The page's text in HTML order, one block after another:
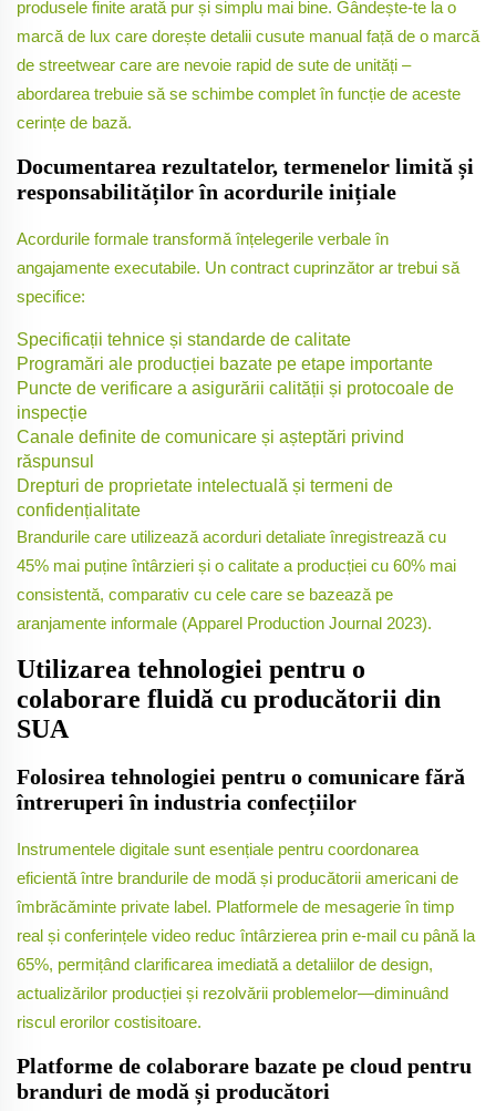
produsele finite arată pur și simplu mai bine. Gândește-te la o
marcă de lux care dorește detalii cusute manual față de o marcă
de streetwear care are nevoie rapid de sute de unități –
abordarea trebuie să se schimbe complet în funcție de aceste
cerințe de bază.
Documentarea rezultatelor, termenelor limită și
responsabilităților în acordurile inițiale
Acordurile formale transformă înțelegerile verbale în
angajamente executabile. Un contract cuprinzător ar trebui să
specifice:
Specificații tehnice și standarde de calitate
Programări ale producției bazate pe etape importante
Puncte de verificare a asigurării calității și protocoale de
inspecție
Canale definite de comunicare și așteptări privind
răspunsul
Drepturi de proprietate intelectuală și termeni de
confidențialitate
Brandurile care utilizează acorduri detaliate înregistrează cu
45% mai puține întârzieri și o calitate a producției cu 60% mai
consistentă, comparativ cu cele care se bazează pe
aranjamente informale (Apparel Production Journal 2023).
Utilizarea tehnologiei pentru o
colaborare fluidă cu producătorii din
SUA
Folosirea tehnologiei pentru o comunicare fără
întreruperi în industria confecțiilor
Instrumentele digitale sunt esențiale pentru coordonarea
eficientă între brandurile de modă și producătorii americani de
îmbrăcăminte private label. Platformele de mesagerie în timp
real și conferințele video reduc întârzierea prin e-mail cu până la
65%, permițând clarificarea imediată a detaliilor de design,
actualizărilor producției și rezolvării problemelor—diminuând
riscul erorilor costisitoare.
Platforme de colaborare bazate pe cloud pentru
branduri de modă și producători